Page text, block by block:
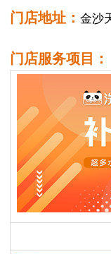
门店地址： 金沙
门店服务项目：